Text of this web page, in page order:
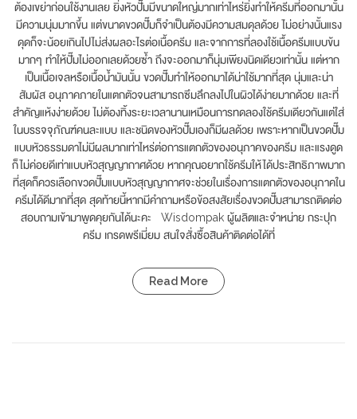
ต้องเขย่าก่อนใช้งานเลย ยิ่งหัวปั๊มมีขนาดใหญ่มากเท่าไหร่ยิ่งทำให้ครีมที่ออกมานั้น
มีความนุ่มมากขึ้น แต่ขนาดขวดปั๊มก็จำเป็นต้องมีความสมดุลด้วย ไม่อย่างนั้นแรง
ดุดก็จะน้อยเกินไปไม่ส่งผลอะไรต่อเนื้อครีม และจากการที่ลองใช้เนื้อครีมแบบข้น
มากๆ ทำให้ปั๊มไม่ออกเลยด้วยซ้ำ ถึงจะออกมาก็นุ่มเพียงนิดเดียวเท่านั้น แต่หาก
เป็นเนื้อเจลหรือเนื้อน้ำมันนั้น ขวดปั๊มทำให้ออกมาได้น่าใช้มากที่สุด นุ่มและน่า
สัมผัส อนุภาคภายในแตกตัวจนสามารถซึมลึกลงไปในผิวได้ง่ายมากด้วย และที่
สำคัญแห้งง่ายด้วย ไม่ต้องทิ้งระยะเวลานานเหมือนการทดลองใช้ครีมเดียวกันแต่ใส่
ในบรรจจุภัณฑ์คนละแบบ และชนิดของหัวปั๊มเองก็มีผลด้วย เพราะหากเป็นขวดปั๊ม
แบบหัวธรรมดาไม่มีผลมากเท่าไหร่ต่อการแตกตัวของอนุภาคของครีม และแรงดูด
ก็ไม่ค่อยดีเท่าแบบหัวสุญญากาศด้วย หากคุณอยากใช้ครีมให้ได้ประสิทธิภาพมาก
ที่สุดก็ควรเลือกขวดปั๊มแบบหัวสุญญากาศจะช่วยในเรื่องการแตกตัวของอนุภาคใน
ครีมได้ดีมากที่สุด สุดท้ายนี้หากมีคำถามหรือข้อสงสัยเรื่องขวดปั๊มสามารถติดต่อ
สอบถามเข้ามาพูดคุยกันได้นะคะ Wisdompak ผู้ผลิตและจำหน่าย กระปุก
ครีม เกรดพรีเมี่ยม สนใจสั่งซื้อสินค้าติดต่อได้ที่
Read More